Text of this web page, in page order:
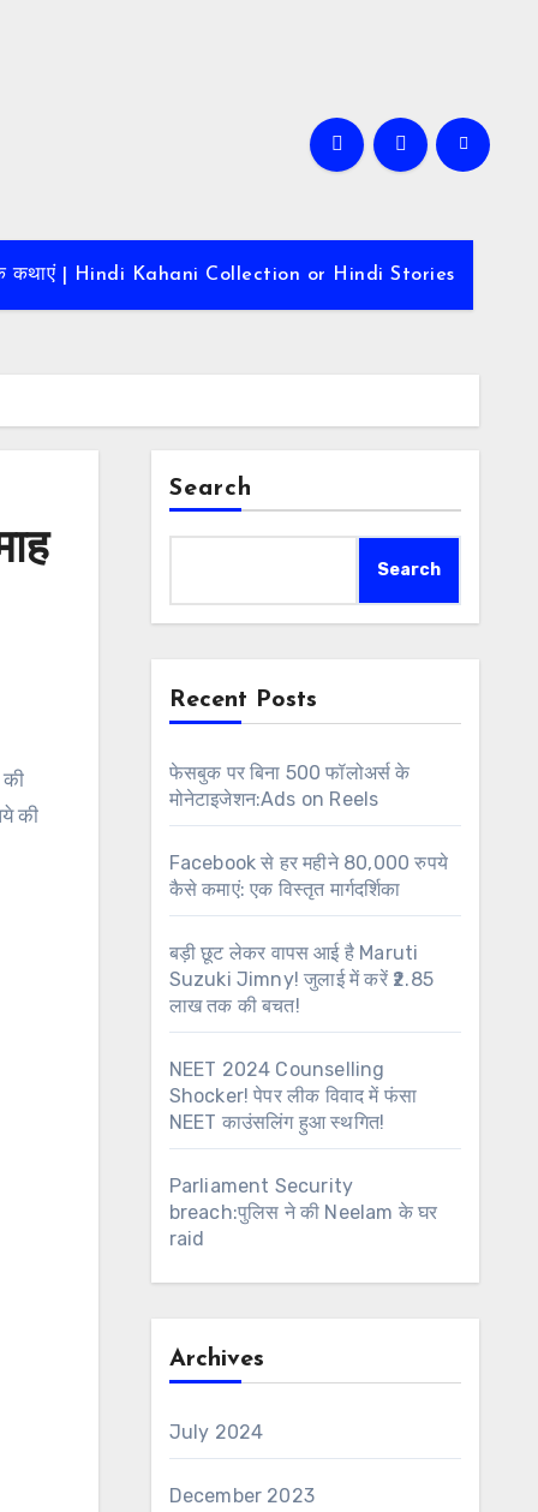
कथाएं | Hindi Kahani Collection or Hindi Stories
की
Search
Search
Recent Posts
फेसबुक पर बिना 500 फॉलोअर्स के
मोनेटाइजेशन:Ads on Reels
Facebook से हर महीने 80,000 रुपये
कैसे कमाएं: एक विस्तृत मार्गदर्शिका
बड़ी छूट लेकर वापस आई है Maruti
Suzuki Jimny! जुलाई में करें ₹2.85
लाख तक की बचत!
NEET 2024 Counselling
Shocker! पेपर लीक विवाद में फंसा
NEET काउंसलिंग हुआ स्थगित!
Parliament Security
breach:पुलिस ने की Neelam के घर
raid
Archives
July 2024
December 2023